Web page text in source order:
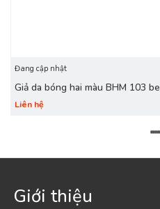
Đang cập nhật
Giả da bóng hai màu BHM 103 be
Liên hệ
Giới thiệu